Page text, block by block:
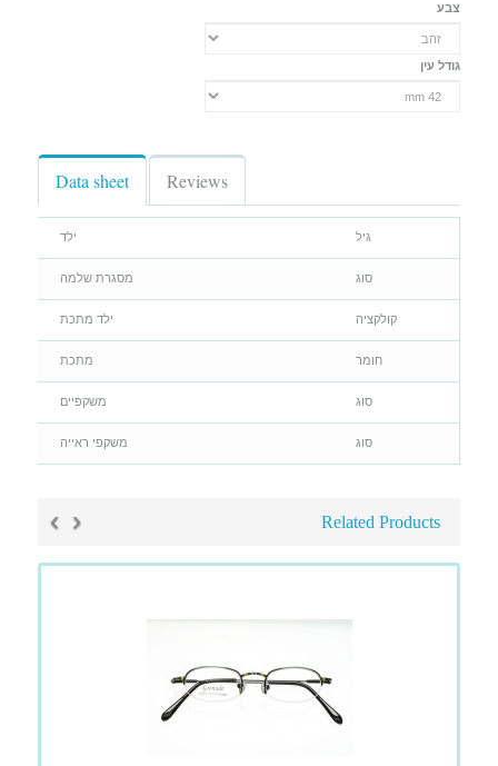
צבע
גודל עין
Data sheet Reviews
גיל ילד
סוג מסגרת שלמה
קולקציה ילד מתכת
חומר מתכת
סוג משקפיים
סוג משקפי ראייה
Related Products
‹
›